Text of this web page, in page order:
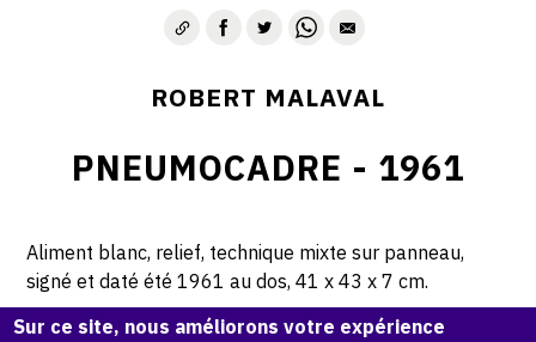
ROBERT MALAVAL
PNEUMOCADRE - 1961
Aliment blanc, relief, technique mixte sur panneau,
signé et daté été 1961 au dos, 41 x 43 x 7 cm.
Sur ce site, nous améliorons votre expérience